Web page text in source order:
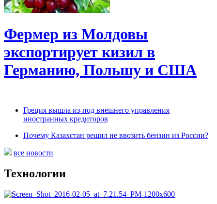
Фермер из Молдовы
экспортирует кизил в
Германию, Польшу и США
Греция вышла из-под внешнего управления
иностранных кредиторов
Почему Казахстан решил не ввозить бензин из России?
все новости
Технологии